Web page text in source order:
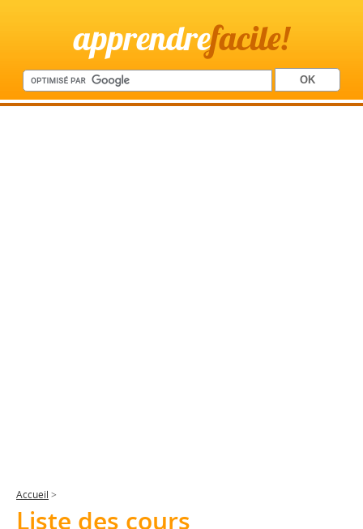
apprendrefacile!
Accueil >
Liste des cours